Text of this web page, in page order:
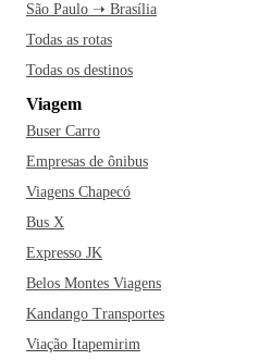
São Paulo ➝ Brasília
Todas as rotas
Todas os destinos
Viagem
Buser Carro
Empresas de ônibus
Viagens Chapecó
Bus X
Expresso JK
Belos Montes Viagens
Kandango Transportes
Viação Itapemirim